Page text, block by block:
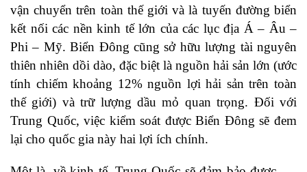
vận chuyển trên toàn thế giới và là tuyến đường biển
kết nối các nền kinh tế lớn của các lục địa Á – Âu –
Phi – Mỹ. Biển Đông cũng sở hữu lượng tài nguyên
thiên nhiên dồi dào, đặc biệt là nguồn hải sản lớn (ước
tính chiếm khoảng 12% nguồn lợi hải sản trên toàn
thế giới) và trữ lượng dầu mỏ quan trọng. Đối với
Trung Quốc, việc kiểm soát được Biển Đông sẽ đem
lại cho quốc gia này hai lợi ích chính.